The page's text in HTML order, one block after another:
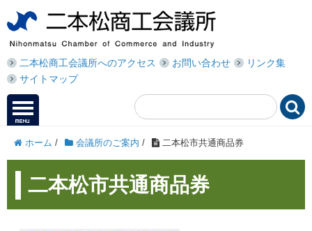
二本松商工会議所へのアクセス お問い合わせ
リンク集
サイトマップ

ホーム / 会議所のご案内 / 二本松市共通商品券
二本松市共通商品券